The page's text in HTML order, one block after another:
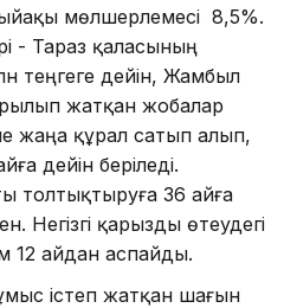
мөлшерлемесі 8,5%.
- Тараз қаласының
теңгеге дейін, Жамбыл
жатқан жобалар
жаңа құрал сатып алып,
дейін беріледі.
толтықтыруға 36 айға
Негізгі қарызды өтеудегі
12 айдан аспайды.
істеп жатқан шағын